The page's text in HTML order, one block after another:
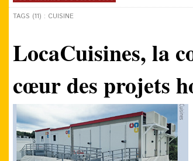
TAGS (11) : CUISINE
LocaCuisines, la
cœur des projets